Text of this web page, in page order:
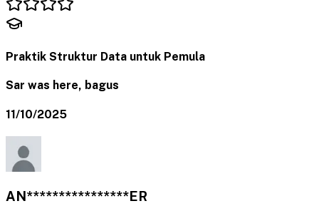
Praktik Struktur Data untuk Pemula
Sar was here, bagus
11/10/2025
AN****************ER